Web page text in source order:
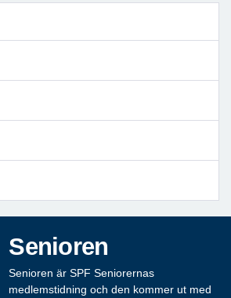
Senioren
Senioren är SPF Seniorernas
medlemstidning och den kommer ut med